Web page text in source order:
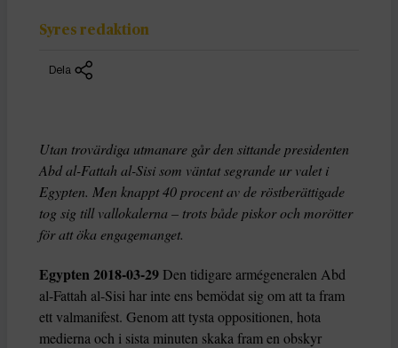
Syres redaktion
Dela
Utan trovärdiga utmanare går den sittande presidenten
Abd al-Fattah al-Sisi som väntat segrande ur valet i
Egypten. Men knappt 40 procent av de röstberättigade
tog sig till vallokalerna – trots både piskor och morötter
för att öka engagemanget.
Egypten 2018-03-29 Den tidigare armégeneralen Abd
al-Fattah al-Sisi har inte ens bemödat sig om att ta fram
ett valmanifest. Genom att tysta oppositionen, hota
medierna och i sista minuten skaka fram en obskyr